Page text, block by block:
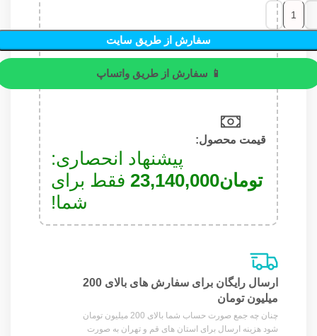
سفارش از طریق سایت
📱 سفارش از طریق واتساپ
قیمت محصول:​
پیشنهاد انحصاری:
تومان23,140,000 فقط برای
شما!
ارسال رایگان برای سفارش های بالای 200
میلیون تومان
چنان چه جمع صورت حساب شما بالای 200 میلیون تومان
شود هزینه ارسال برای استان های قم و تهران به صورت